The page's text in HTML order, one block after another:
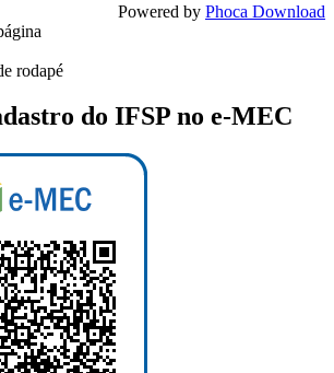
Powered by Phoca Download
rodapé
do IFSP no e-MEC